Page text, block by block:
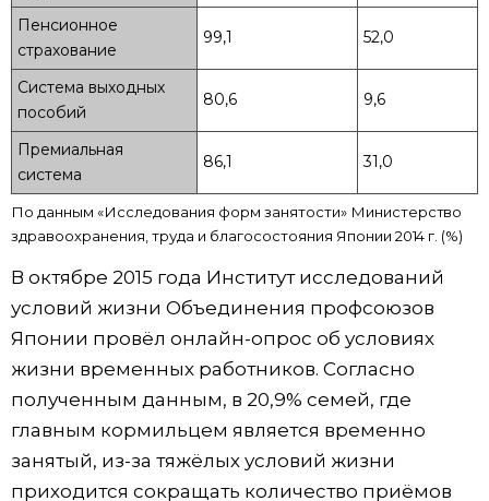
Пенсионное
страхование
99,1 52,0
Система выходных
пособий
80,6 9,6
Премиальная
система
86,1 31,0
По данным «Исследования форм занятости» Министерство
здравоохранения, труда и благосостояния Японии 2014 г. (%)
В октябре 2015 года Институт исследований
условий жизни Объединения профсоюзов
Японии провёл онлайн-опрос об условиях
жизни временных работников. Согласно
полученным данным, в 20,9% семей, где
главным кормильцем является временно
занятый, из-за тяжёлых условий жизни
приходится сокращать количество приёмов